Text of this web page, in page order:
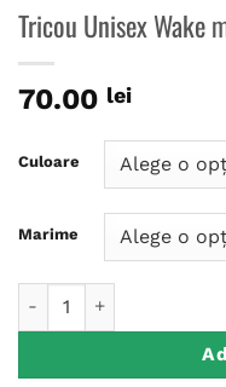
Tricou Unisex Wake
70.00 lei
Culoare
Marime